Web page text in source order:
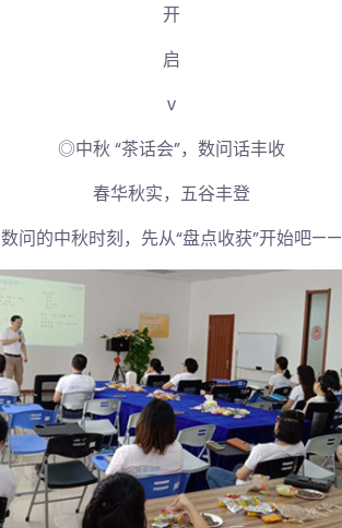
开
启
ⅴ
◎中秋 “茶话会”，数问话丰收
春华秋实，五谷丰登
数问的中秋时刻，先从“盘点收获”开始吧——